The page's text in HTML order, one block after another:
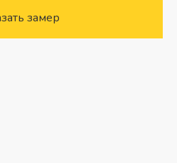
замер